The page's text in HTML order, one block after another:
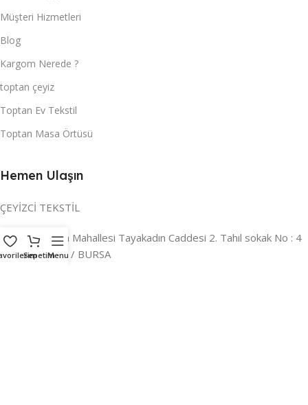
Müşteri Hizmetleri
Blog
Kargom Nerede ?
toptan çeyiz
Toptan Ev Tekstil
Toptan Masa Örtüsü
Hemen Ulaşın
ÇEYİZCİ TEKSTİL
Adres:Reyhan Mahallesi Tayakadın Caddesi 2. Tahıl sokak No : 4
/ a Osmangazi / BURSA
SepetimMenu